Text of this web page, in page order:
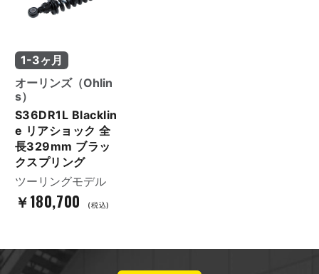
1-3ヶ月
オーリンズ（Ohlin
s）
S36DR1L Blacklin
e リアショック 全
長329mm ブラッ
クスプリング
ツーリングモデル
￥180,700 (税込)